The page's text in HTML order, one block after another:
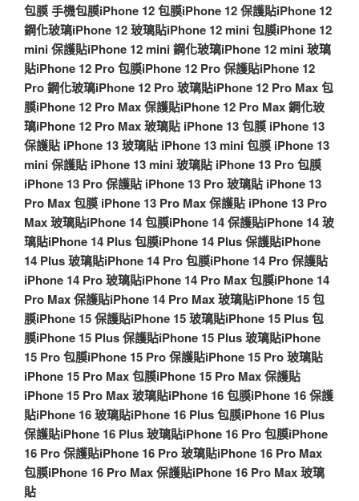
包膜手機包膜iPhone 12 包膜iPhone 12 保護貼iPhone 12
鋼化玻璃iPhone 12 玻璃貼iPhone 12 mini 包膜iPhone 12
mini 保護貼iPhone 12 mini 鋼化玻璃iPhone 12 mini 玻璃
貼iPhone 12 Pro 包膜iPhone 12 Pro 保護貼iPhone 12
Pro 鋼化玻璃iPhone 12 Pro 玻璃貼iPhone 12 Pro Max 包
膜iPhone 12 Pro Max 保護貼iPhone 12 Pro Max 鋼化玻
璃iPhone 12 Pro Max 玻璃貼 iPhone 13 包膜 iPhone 13
保護貼 iPhone 13 玻璃貼 iPhone 13 mini 包膜 iPhone 13
mini 保護貼 iPhone 13 mini 玻璃貼 iPhone 13 Pro 包膜
iPhone 13 Pro 保護貼 iPhone 13 Pro 玻璃貼 iPhone 13
Pro Max 包膜 iPhone 13 Pro Max 保護貼 iPhone 13 Pro
Max 玻璃貼iPhone 14 包膜iPhone 14 保護貼iPhone 14 玻
璃貼iPhone 14 Plus 包膜iPhone 14 Plus 保護貼iPhone
14 Plus 玻璃貼iPhone 14 Pro 包膜iPhone 14 Pro 保護貼
iPhone 14 Pro 玻璃貼iPhone 14 Pro Max 包膜iPhone 14
Pro Max 保護貼iPhone 14 Pro Max 玻璃貼iPhone 15 包
膜iPhone 15 保護貼iPhone 15 玻璃貼iPhone 15 Plus 包
膜iPhone 15 Plus 保護貼iPhone 15 Plus 玻璃貼iPhone
15 Pro 包膜iPhone 15 Pro 保護貼iPhone 15 Pro 玻璃貼
iPhone 15 Pro Max 包膜iPhone 15 Pro Max 保護貼
iPhone 15 Pro Max 玻璃貼iPhone 16 包膜iPhone 16 保護
貼iPhone 16 玻璃貼iPhone 16 Plus 包膜iPhone 16 Plus
保護貼iPhone 16 Plus 玻璃貼iPhone 16 Pro 包膜iPhone
16 Pro 保護貼iPhone 16 Pro 玻璃貼iPhone 16 Pro Max
包膜iPhone 16 Pro Max 保護貼iPhone 16 Pro Max 玻璃
貼